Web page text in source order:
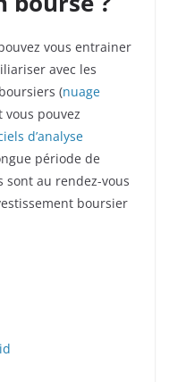
vous entrainer
avec les
(nuage
vous pouvez
d’analyse
période de
au rendez-vous
boursier